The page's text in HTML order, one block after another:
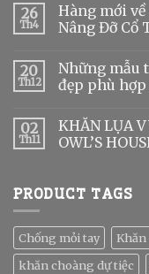
26
Th4
Hàng mới về
Nâng Đỡ Cổ
20
Th12
Những mẫu
đẹp phù
02
Th11
KHĂN LỤA
OWL’S
PRODUCT TAGS
Chống mỏi tay
khăn choàng dự tiệc